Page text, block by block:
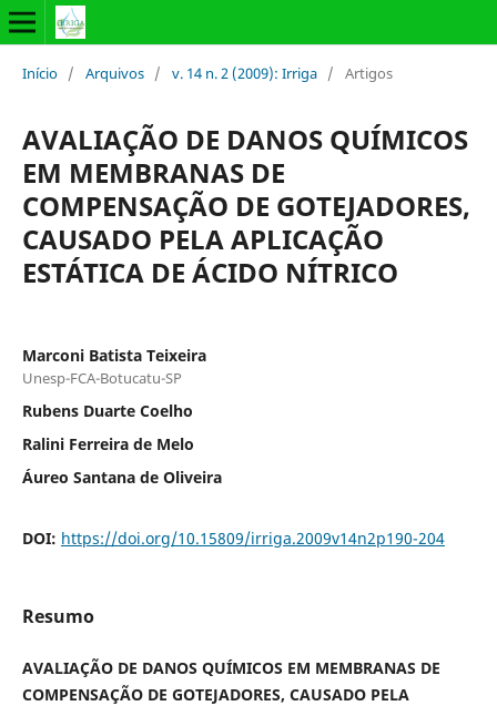
Início / Arquivos / v. 14 n. 2 (2009): Irriga / Artigos
AVALIAÇÃO DE DANOS QUÍMICOS
EM MEMBRANAS DE
COMPENSAÇÃO DE GOTEJADORES,
CAUSADO PELA APLICAÇÃO
ESTÁTICA DE ÁCIDO NÍTRICO
Marconi Batista Teixeira
Unesp-FCA-Botucatu-SP
Rubens Duarte Coelho
Ralini Ferreira de Melo
Áureo Santana de Oliveira
DOI: https://doi.org/10.15809/irriga.2009v14n2p190-204
Resumo
AVALIAÇÃO DE DANOS QUÍMICOS EM MEMBRANAS DE
COMPENSAÇÃO DE GOTEJADORES, CAUSADO PELA